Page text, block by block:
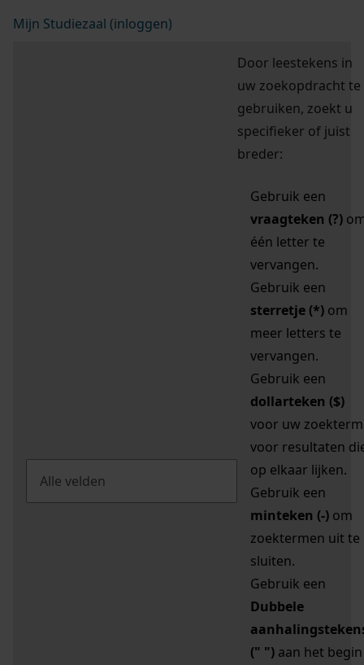
Mijn Studiezaal (inloggen)
Door leestekens in
uw zoekopdracht te
gebruiken, zoekt u
specifieker of juist
breder:
Gebruik een
vraagteken (?)
één letter te
vervangen.
Gebruik een
sterretje (*) om
meer letters te
vervangen.
Gebruik een
dollarteken ($)
voor uw zoekterm
voor resultaten
op elkaar lijken.
Gebruik een
minteken (-) om
zoektermen uit te
sluiten.
Gebruik een
Dubbele
(" ") aan het begin